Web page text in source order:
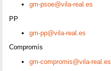
gm-psoe@vila-real.es
PP
gm-pp@vila-real.es
Compromís
gm-compromis@vila-real.es